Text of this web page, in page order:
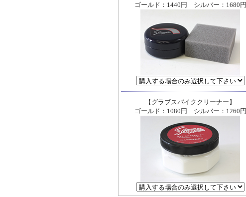
ゴールド：1440円 シルバー：1680円
【グラブスパイククリーナー】
ゴールド：1080円 シルバー：1260円